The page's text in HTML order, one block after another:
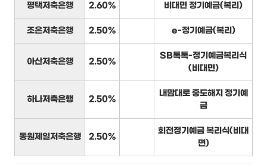
평택저축은행 2.60% 비대면 정기예금(복리)
조은저축은행 2.50% e-정기예금(복리)
아산저축은행 2.50%
SB톡톡-정기예금복리식
(비대면)
하나저축은행 2.50%
내맘대로 중도해지 정기예
금
동원제일저축은행 2.50%
회전정기예금 복리식(비대
면)